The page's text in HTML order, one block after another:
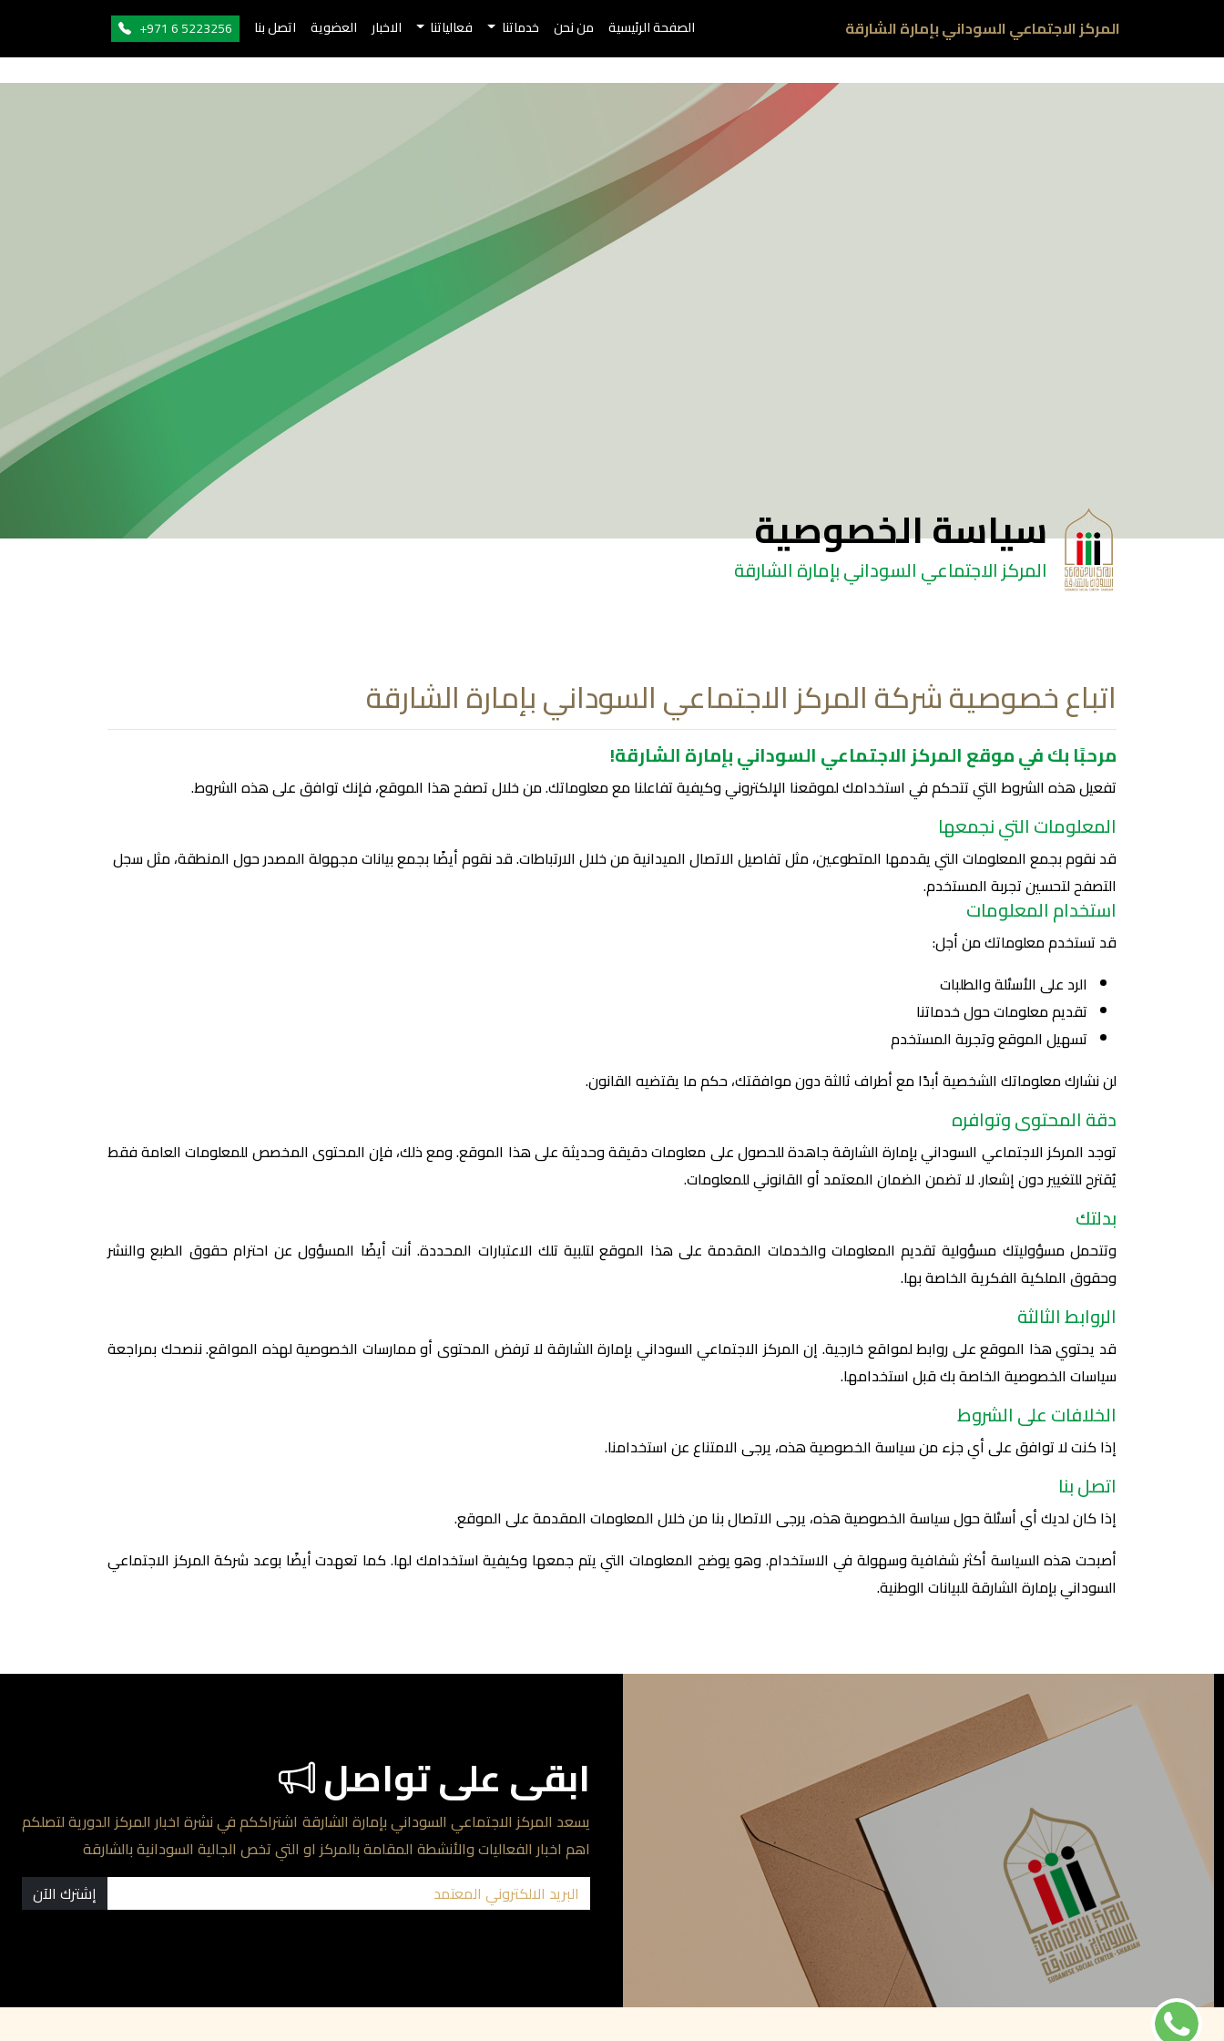
المركز الاجتماعي السوداني بإمارة الشارقة الصفحة الرئيسية من نحن خدماتنا فعالياتنا الاخبار العضوية اتصل بنا +971 6 5223256
سياسة الخصوصية
المركز الاجتماعي السوداني بإمارة الشارقة
اتباع خصوصية شركة المركز الاجتماعي السوداني بإمارة الشارقة
مرحبًا بك في موقع المركز الاجتماعي السوداني بإمارة الشارقة!
تفعيل هذه الشروط التي تتحكم في استخدامك لموقعنا الإلكتروني وكيفية تفاعلنا مع معلوماتك. من خلال تصفح هذا الموقع، فإنك توافق على هذه الشروط.
المعلومات التي نجمعها
قد نقوم بجمع المعلومات التي يقدمها المتطوعين، مثل تفاصيل الاتصال الميدانية من خلال الارتباطات. قد نقوم أيضًا بجمع بيانات مجهولة المصدر حول المنطقة، مثل سجل
التصفح لتحسين تجربة المستخدم.
استخدام المعلومات
قد تستخدم معلوماتك من أجل:
الرد على الأسئلة والطلبات
تقديم معلومات حول خدماتنا
تسهيل الموقع وتجربة المستخدم
لن نشارك معلوماتك الشخصية أبدًا مع أطراف ثالثة دون موافقتك، حكم ما يقتضيه القانون.
دقة المحتوى وتوافره
توجد المركز الاجتماعي السوداني بإمارة الشارقة جاهدة للحصول على معلومات دقيقة وحديثة على هذا الموقع. ومع ذلك، فإن المحتوى المخصص للمعلومات العامة فقط
يُقترح للتغيير دون إشعار. لا تضمن الضمان المعتمد أو القانوني للمعلومات.
بدلتك
وتتحمل مسؤوليتك مسؤولية تقديم المعلومات والخدمات المقدمة على هذا الموقع لتلبية تلك الاعتبارات المحددة. أنت أيضًا المسؤول عن احترام حقوق الطبع والنشر
وحقوق الملكية الفكرية الخاصة بها.
الروابط الثالثة
قد يحتوي هذا الموقع على روابط لمواقع خارجية. إن المركز الاجتماعي السوداني بإمارة الشارقة لا ترفض المحتوى أو ممارسات الخصوصية لهذه المواقع. ننصحك بمراجعة
سياسات الخصوصية الخاصة بك قبل استخدامها.
الخلافات على الشروط
إذا كنت لا توافق على أي جزء من سياسة الخصوصية هذه، يرجى الامتناع عن استخدامنا.
اتصل بنا
إذا كان لديك أي أسئلة حول سياسة الخصوصية هذه، يرجى الاتصال بنا من خلال المعلومات المقدمة على الموقع.
أصبحت هذه السياسة أكثر شفافية وسهولة في الاستخدام. وهو يوضح المعلومات التي يتم جمعها وكيفية استخدامك لها. كما تعهدت أيضًا بوعد شركة المركز الاجتماعي
السوداني بإمارة الشارقة للبيانات الوطنية.
ابقى على تواصل
يسعد المركز الاجتماعي السوداني بإمارة الشارقة اشتراككم في نشرة اخبار المركز الدورية لتصلكم
اهم اخبار الفعاليات والأنشطة المقامة بالمركز او التي تخص الجالية السودانية بالشارقة
إشترك الآن